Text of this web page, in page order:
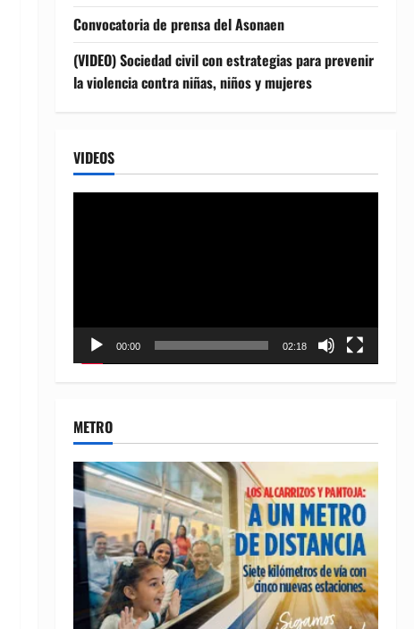
Convocatoria de prensa del Asonaen
(VIDEO) Sociedad civil con estrategias para prevenir
la violencia contra niñas, niños y mujeres
VIDEOS
00:00 02:18
METRO